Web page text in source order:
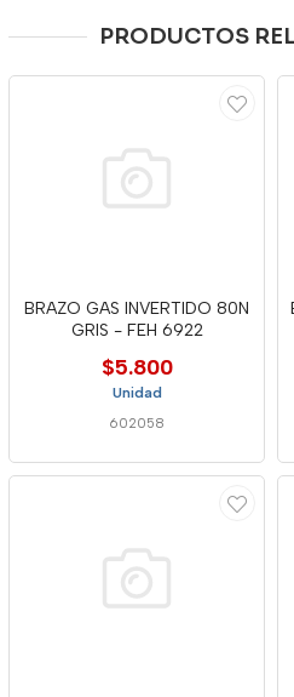
PRODUCTOS
BRAZO GAS INVERTIDO 80N
GRIS - FEH 6922
$5.800
Unidad
602058